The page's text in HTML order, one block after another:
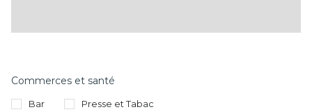
Commerces et santé
Bar Presse et Tabac